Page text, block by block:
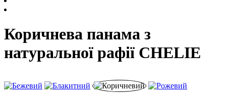
Коричнева панама з
натуральної рафії CHELIE